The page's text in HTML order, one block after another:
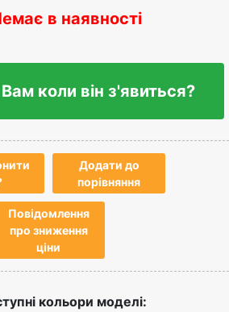
в наявності
коли він з'явиться?
Додати до
порівняння
Повідомлення
про зниження
ціни
кольори моделі: